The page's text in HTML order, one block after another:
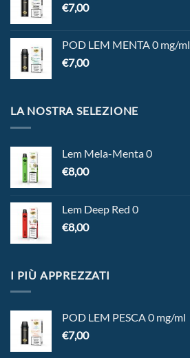
€7,00
POD LEM MENTA 0 mg/ml
€7,00
LA NOSTRA SELEZIONE
Lem Mela-Menta 0
€8,00
Lem Deep Red 0
€8,00
I PIÙ APPREZZATI
POD LEM PESCA 0 mg/ml
€7,00